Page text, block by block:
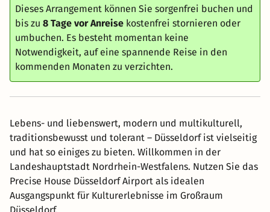
Dieses Arrangement können Sie sorgenfrei buchen und
bis zu 8 Tage vor Anreise kostenfrei stornieren oder
umbuchen. Es besteht momentan keine
Notwendigkeit, auf eine spannende Reise in den
kommenden Monaten zu verzichten.
Lebens- und liebenswert, modern und multikulturell,
traditionsbewusst und tolerant – Düsseldorf ist vielseitig
und hat so einiges zu bieten. Willkommen in der
Landeshauptstadt Nordrhein-Westfalens. Nutzen Sie das
Precise House Düsseldorf Airport als idealen
Ausgangspunkt für Kulturerlebnisse im Großraum